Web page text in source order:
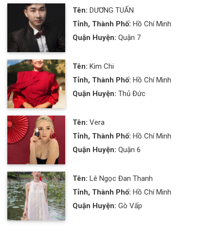
Tên: DƯƠNG TUẤN
Tỉnh, Thành Phố: Hồ Chí Minh
Quận Huyện: Quận 7
Tên: Kim Chi
Tỉnh, Thành Phố: Hồ Chí Minh
Quận Huyện: Thủ Đức
Tên: Vera
Tỉnh, Thành Phố: Hồ Chí Minh
Quận Huyện: Quận 6
Tên: Lê Ngọc Đan Thanh
Tỉnh, Thành Phố: Hồ Chí Minh
Quận Huyện: Gò Vấp